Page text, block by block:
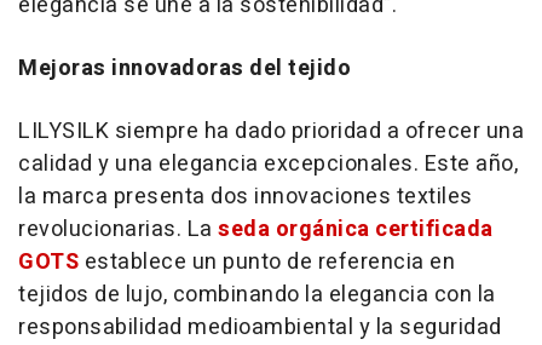
Mejoras innovadoras del tejido
LILYSILK siempre ha dado prioridad a ofrecer una
calidad y una elegancia excepcionales. Este año,
la marca presenta dos innovaciones textiles
revolucionarias. La seda orgánica certificada
GOTS establece un punto de referencia en
tejidos de lujo, combinando la elegancia con la
responsabilidad medioambiental y la seguridad